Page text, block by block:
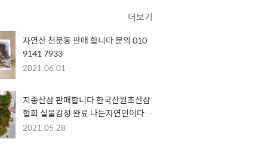
더보기
자연산 천문동 판매 합니다 문의 010
9141 7933
2021.06.01
지종산삼 판매합니다 한국산원초산삼
협회 실물감정 완료 나는자연인이다
박영호헌터 문의 010 9141
2021.05.28